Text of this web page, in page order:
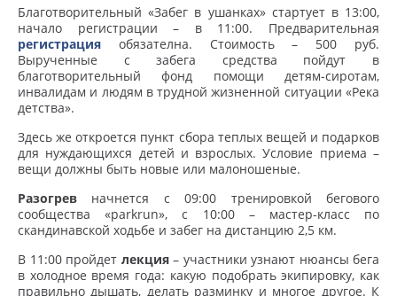
Благотворительный «Забег в ушанках» стартует в 13:00,
начало регистрации – в 11:00. Предварительная
регистрация обязателна. Стоимость – 500 руб.
Вырученные с забега средства пойдут в
благотворительный фонд помощи детям-сиротам,
инвалидам и людям в трудной жизненной ситуации «Река
детства».
Здесь же откроется пункт сбора теплых вещей и подарков
для нуждающихся детей и взрослых. Условие приема –
вещи должны быть новые или малоношеные.
Разогрев начнется с 09:00 тренировкой бегового
сообщества «parkrun», с 10:00 – мастер-класс по
скандинавской ходьбе и забег на дистанцию 2,5 км.
В 11:00 пройдет лекция – участники узнают нюансы бега
в холодное время года: какую подобрать экипировку, как
правильно дышать, делать разминку и многое другое. К